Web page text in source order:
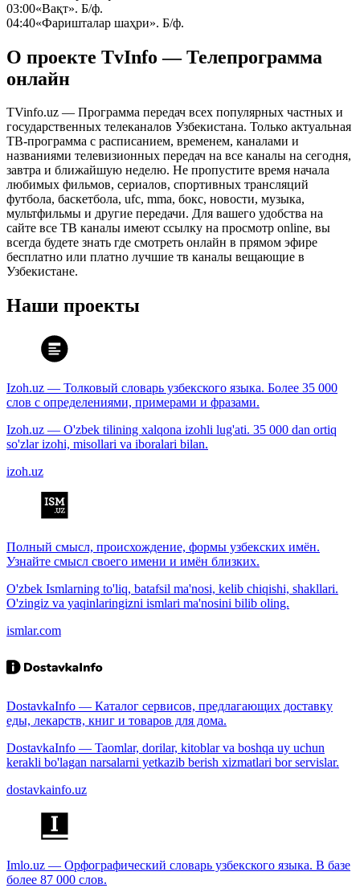
03:00«Вақт». Б/ф.
04:40«Фаришталар шаҳри». Б/ф.
О проекте TvInfo — Телепрограмма
онлайн
TVinfo.uz — Программа передач всех популярных частных и
государственных телеканалов Узбекистана. Только актуальная
ТВ-программа с расписанием, временем, каналами и
названиями телевизионных передач на все каналы на сегодня,
завтра и ближайшую неделю. Не пропустите время начала
любимых фильмов, сериалов, спортивных трансляций
футбола, баскетбола, ufc, mma, бокс, новости, музыка,
мультфильмы и другие передачи. Для вашего удобства на
сайте все ТВ каналы имеют ссылку на просмотр online, вы
всегда будете знать где смотреть онлайн в прямом эфире
бесплатно или платно лучшие тв каналы вещающие в
Узбекистане.
Наши проекты
Izoh.uz — Толковый словарь узбекского языка. Более 35 000
слов с определениями, примерами и фразами.
Izoh.uz — O'zbek tilining xalqona izohli lug'ati. 35 000 dan ortiq
so'zlar izohi, misollari va iboralari bilan.
izoh.uz
Полный смысл, происхождение, формы узбекских имён.
Узнайте смысл своего имени и имён близких.
O'zbek Ismlarning to'liq, batafsil ma'nosi, kelib chiqishi, shakllari.
O'zingiz va yaqinlaringizni ismlari ma'nosini bilib oling.
ismlar.com
DostavkaInfo — Каталог сервисов, предлагающих доставку
еды, лекарств, книг и товаров для дома.
DostavkaInfo — Taomlar, dorilar, kitoblar va boshqa uy uchun
kerakli bo'lagan narsalarni yetkazib berish xizmatlari bor servislar.
dostavkainfo.uz
Imlo.uz — Орфографический словарь узбекского языка. В базе
более 87 000 слов.